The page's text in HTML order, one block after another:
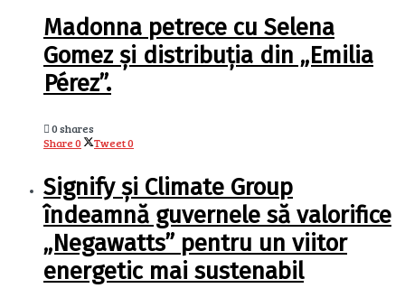
Madonna petrece cu Selena
Gomez și distribuția din „Emilia
Pérez”.
0 shares
Share0 Tweet0
Signify și Climate Group
îndeamnă guvernele să valorifice
„Negawatts” pentru un viitor
energetic mai sustenabil